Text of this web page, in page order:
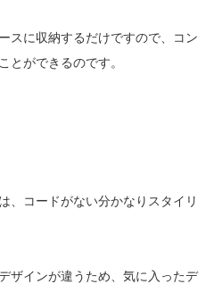
スに収納するだけですので、コン
とができるのです。
、コードがない分かなりスタイリ
ザインが違うため、気に入ったデ